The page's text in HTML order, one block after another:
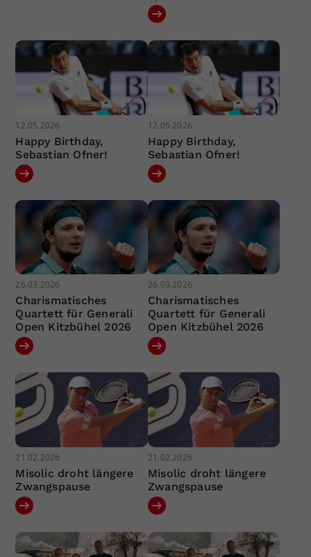
12.05.2026
Happy Birthday,
Sebastian Ofner!
12.05.2026
Happy Birthday,
Sebastian Ofner!
26.03.2026
Charismatisches
Quartett für Generali
Open Kitzbühel 2026
26.03.2026
Charismatisches
Quartett für Generali
Open Kitzbühel 2026
21.02.2026
Misolic droht längere
Zwangspause
21.02.2026
Misolic droht längere
Zwangspause